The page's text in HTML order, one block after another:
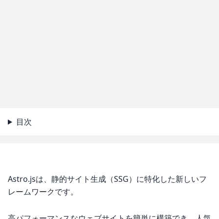
目次
Astro.jsは、静的サイト生成（SSG）に特化した新しいフ
レームワークです。